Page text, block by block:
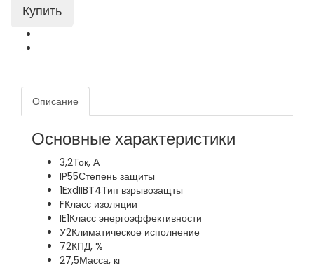
Описание
Основные характеристики
3,2Ток, А
IP55Степень защиты
1ExdIIBT4Тип взрывозащты
FКласс изоляции
IE1Класс энергоэффективности
У2Климатическое исполнение
72КПД, %
27,5Масса, кг